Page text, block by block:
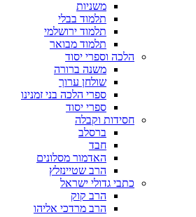
משניות
תלמוד בבלי
תלמוד ירושלמי
תלמוד מבואר
הלכה וספרי יסוד
משנה ברורה
שולחן ערוך
ספרי הלכה בני זמנינו
ספרי יסוד
חסידות וקבלה
ברסלב
חבד
האדמור מסלונים
הרב שטיינזלץ
כתבי גדולי ישראל
הרב קוק
הרב מרדכי אליהו